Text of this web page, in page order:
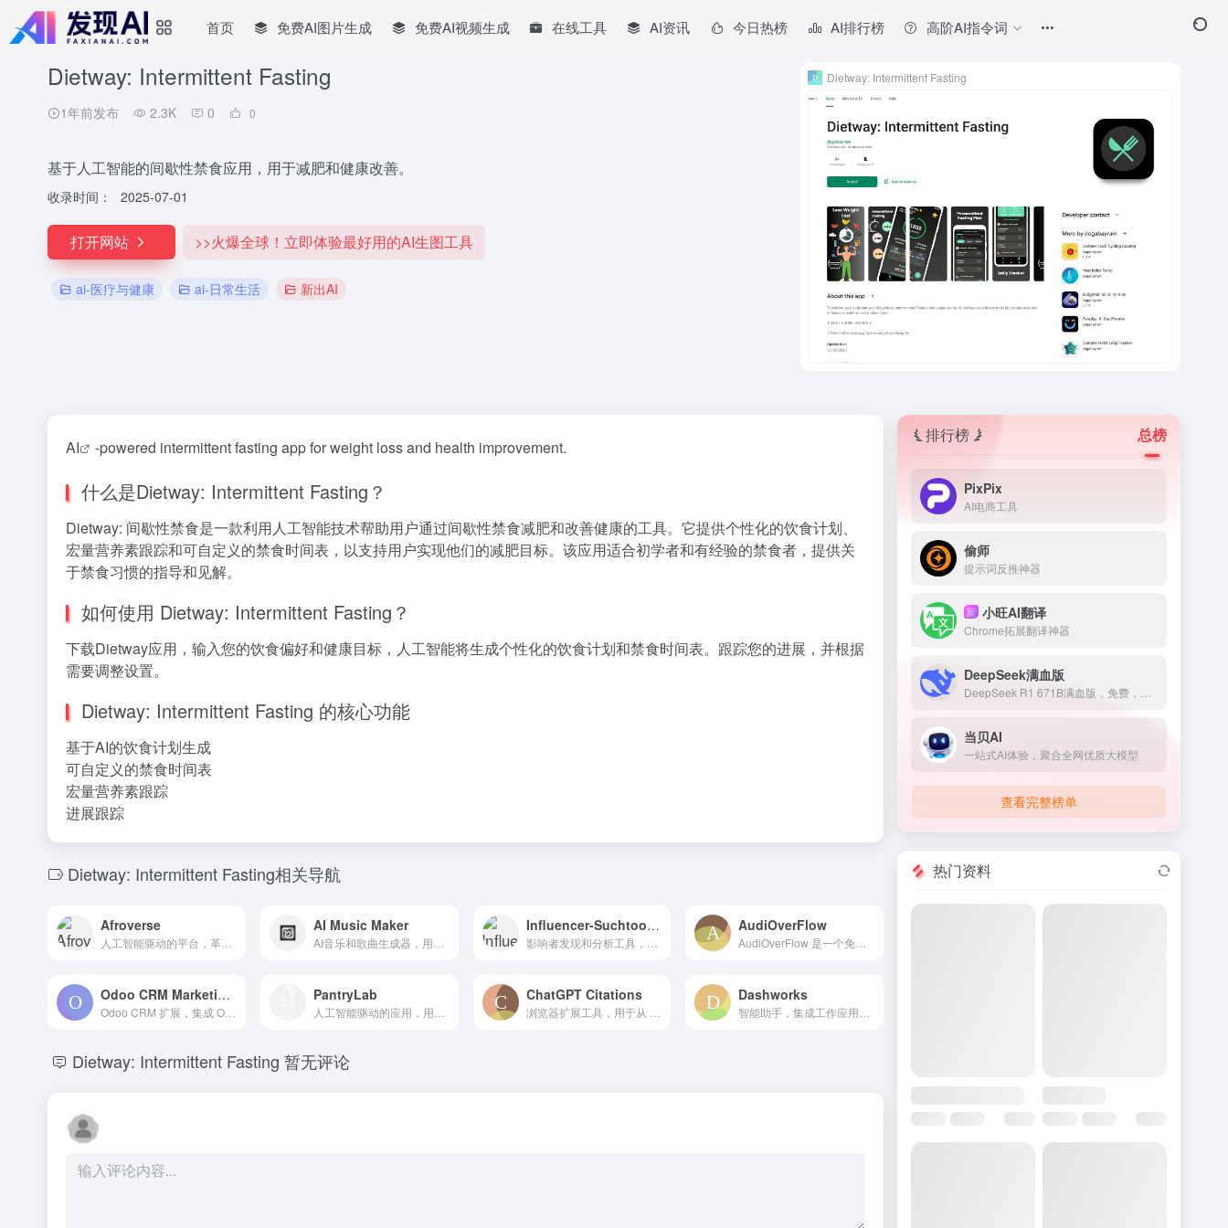
首页 免费AI图片生成 免费AI视频生成 在线工具 AI资讯 今日热榜 AI排行榜 高阶AI指令词
Dietway: Intermittent Fasting
1年前发布 2.3K 0 0
基于人工智能的间歇性禁食应用，用于减肥和健康改善。
收录时间： 2025-07-01
打开网站 >>火爆全球！立即体验最好用的AI生图工具
ai-医疗与健康 ai-日常生活 新出AI
Dietway: Intermittent Fasting
AI -powered intermittent fasting app for weight loss and health improvement.
什么是Dietway: Intermittent Fasting？
Dietway: 间歇性禁食是一款利用人工智能技术帮助用户通过间歇性禁食减肥和改善健康的工具。它提供个性化的饮食计划、
宏量营养素跟踪和可自定义的禁食时间表，以支持用户实现他们的减肥目标。该应用适合初学者和有经验的禁食者，提供关
于禁食习惯的指导和见解。
如何使用 Dietway: Intermittent Fasting？
下载Dietway应用，输入您的饮食偏好和健康目标，人工智能将生成个性化的饮食计划和禁食时间表。跟踪您的进展，并根据
需要调整设置。
Dietway: Intermittent Fasting 的核心功能
基于AI的饮食计划生成
可自定义的禁食时间表
宏量营养素跟踪
进展跟踪
Dietway: Intermittent Fasting相关导航
Afroverse AI Music Maker Influencer-Suchtool | influData AudiOverFlow
Odoo CRM Marketing Assistant PantryLab ChatGPT Citations Dashworks
Dietway: Intermittent Fasting 暂无评论
排行榜 总榜
PixPix
AI电商工具
偷师
提示词反推神器
新 小旺AI翻译
Chrome拓展翻译神器
DeepSeek满血版
当贝AI
一站式AI体验，聚合全网优质大模型
查看完整榜单
热门资料